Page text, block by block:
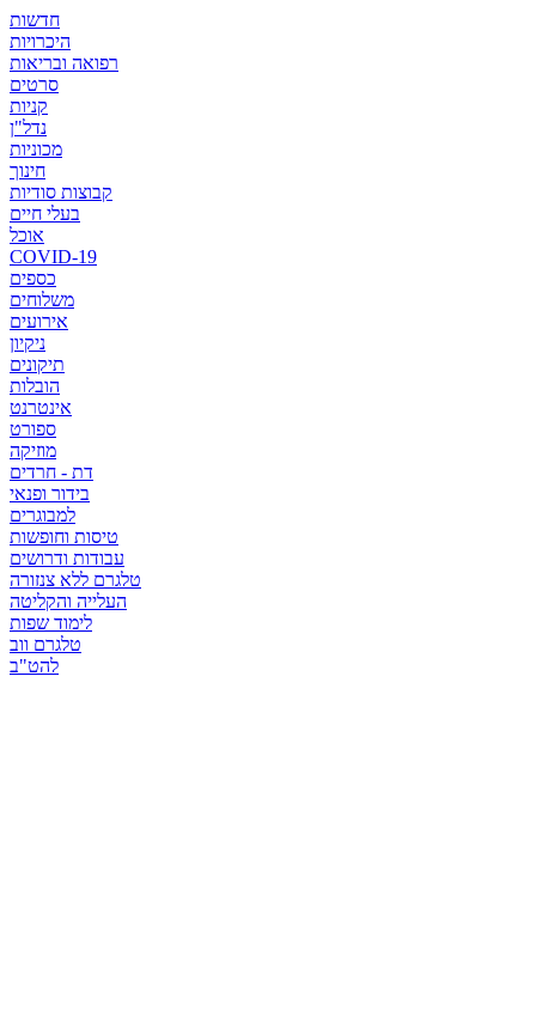
חדשות
היכרויות
רפואה ובריאות
סרטים
קניות
נדל"ן
מכוניות
חינוך
קבוצות סודיות
בעלי חיים
אוכל
COVID-19
כספים
משלוחים
אירועים
ניקיון
תיקונים
הובלות
אינטרנט
ספורט
מוזיקה
דת - חרדים
בידור ופנאי
למבוגרים
טיסות וחופשות
עבודות ודרושים
טלגרם ללא צנזורה
העלייה והקליטה
לימוד שפות
טלגרם ווב
להט"ב